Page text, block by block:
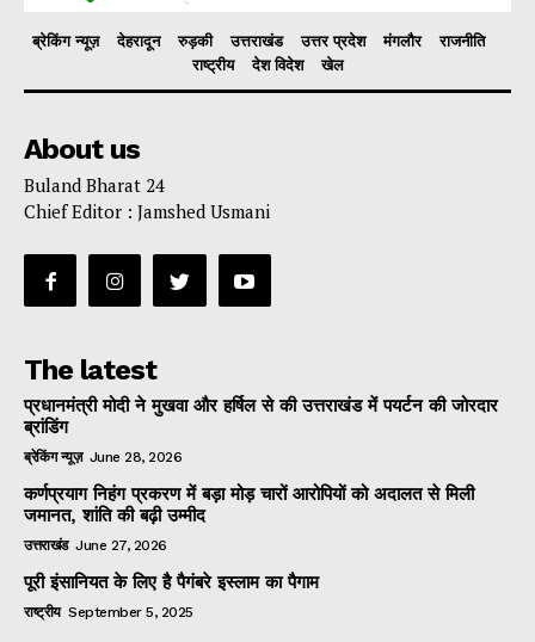
ब्रेकिंग न्यूज़ देहरादून रुड़की उत्तराखंड उत्तर प्रदेश मंगलौर
राजनीति
राष्ट्रीय
देश विदेश खेल
About us
Buland Bharat 24
Chief Editor : Jamshed Usmani
The latest
प्रधानमंत्री मोदी ने मुखवा और हर्षिल से की उत्तराखंड में पयर्टन की जोरदार
ब्रांडिंग
ब्रेकिंग न्यूज़ June 28, 2026
कर्णप्रयाग निहंग प्रकरण में बड़ा मोड़ चारों आरोपियों को अदालत से मिली
जमानत, शांति की बढ़ी उम्मीद
उत्तराखंड June 27, 2026
पूरी इंसानियत के लिए है पैगंबरे इस्लाम का पैगाम
राष्ट्रीय September 5, 2025